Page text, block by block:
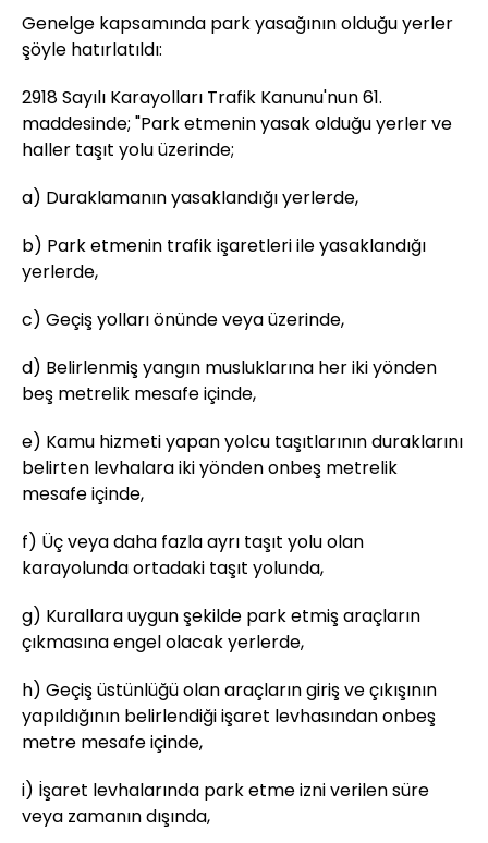
Genelge kapsamında park yasağının olduğu yerler
şöyle hatırlatıldı:
2918 Sayılı Karayolları Trafik Kanunu'nun 61.
maddesinde; "Park etmenin yasak olduğu yerler ve
haller taşıt yolu üzerinde;
a) Duraklamanın yasaklandığı yerlerde,
b) Park etmenin trafik işaretleri ile yasaklandığı
yerlerde,
c) Geçiş yolları önünde veya üzerinde,
d) Belirlenmiş yangın musluklarına her iki yönden
beş metrelik mesafe içinde,
e) Kamu hizmeti yapan yolcu taşıtlarının duraklarını
belirten levhalara iki yönden onbeş metrelik
mesafe içinde,
f) Üç veya daha fazla ayrı taşıt yolu olan
karayolunda ortadaki taşıt yolunda,
g) Kurallara uygun şekilde park etmiş araçların
çıkmasına engel olacak yerlerde,
h) Geçiş üstünlüğü olan araçların giriş ve çıkışının
yapıldığının belirlendiği işaret levhasından onbeş
metre mesafe içinde,
i) İşaret levhalarında park etme izni verilen süre
veya zamanın dışında,